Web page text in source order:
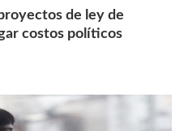
de ley de
costos políticos